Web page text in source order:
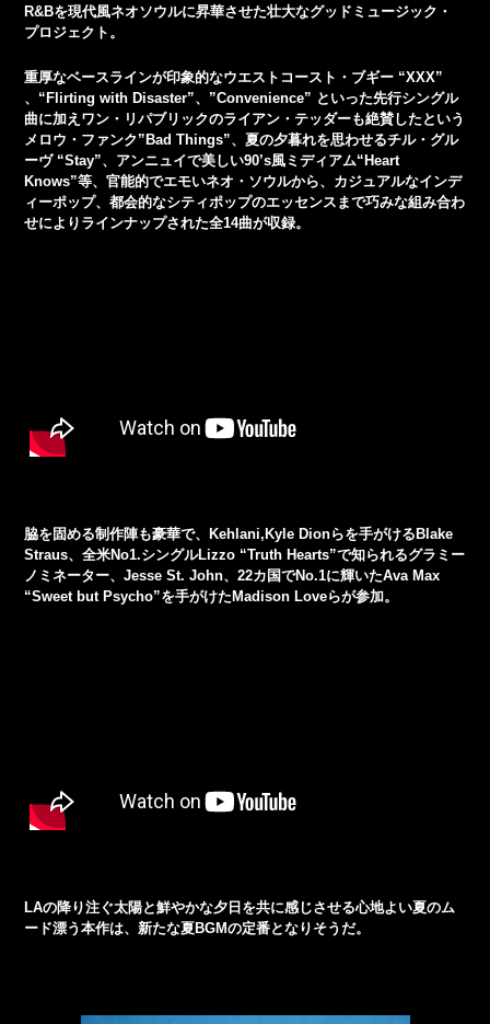
R&Bを現代風ネオソウルに昇華させた壮大なグッドミュージック・
プロジェクト。
重厚なベースラインが印象的なウエストコースト・ブギー “XXX”
、“Flirting with Disaster”、”Convenience” といった先行シングル
曲に加えワン・リパブリックのライアン・テッダーも絶賛したという
メロウ・ファンク”Bad Things”、夏の夕暮れを思わせるチル・グル
ーヴ “Stay”、アンニュイで美しい90’s風ミディアム“Heart
Knows”等、官能的でエモいネオ・ソウルから、カジュアルなインデ
ィーポップ、都会的なシティポップのエッセンスまで巧みな組み合わ
せによりラインナップされた全14曲が収録。
脇を固める制作陣も豪華で、Kehlani,Kyle Dionらを手がけるBlake
Straus、全米No1.シングルLizzo “Truth Hearts”で知られるグラミー
ノミネーター、Jesse St. John、22カ国でNo.1に輝いたAva Max
“Sweet but Psycho”を手がけたMadison Loveらが参加。
LAの降り注ぐ太陽と鮮やかな夕日を共に感じさせる心地よい夏のム
ード漂う本作は、新たな夏BGMの定番となりそうだ。